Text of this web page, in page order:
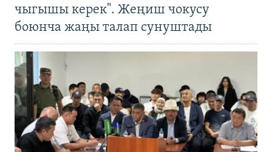
чыгышы керек". Жеңиш чокусу
боюнча жаңы талап сунуштады